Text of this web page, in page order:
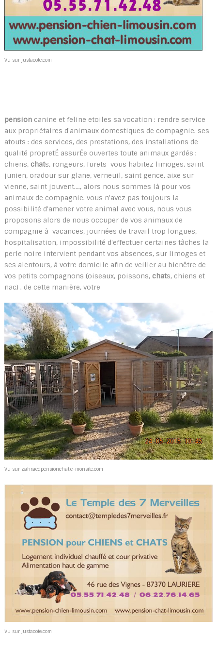
Vu sur justacote.com
pensioncanine et feline etoiles sa vocation : rendre service
aux propriétaires d'animaux domestiques de compagnie. ses
atouts : des services, des prestations, des installations de
qualité propretÉ assurÉe ouvertes toute animaux gardés :
chiens, chats, rongeurs, furets vous habitez limoges, saint
junien, oradour sur glane, verneuil, saint gence, aixe sur
vienne, saint jouvent…., alors nous sommes là pour vos
animaux de compagnie. vous n'avez pas toujours la
possibilité d'amener votre animal avec vous, nous vous
proposons alors de nous occuper de vos animaux de
compagnie à vacances, journées de travail trop longues,
hospitalisation, impossibilité d'effectuer certaines tâches la
perle noire intervient pendant vos absences, sur limoges et
ses alentours, à votre domicile afin de veiller au bienêtre de
vos petits compagnons (oiseaux, poissons, chats, chiens et
nac) . de cette manière, votre
Vu sur zahraedpensionchat.e-monsite.com
Vu sur justacote.com